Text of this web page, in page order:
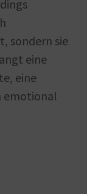
sondern sie
eine
eine
emotional